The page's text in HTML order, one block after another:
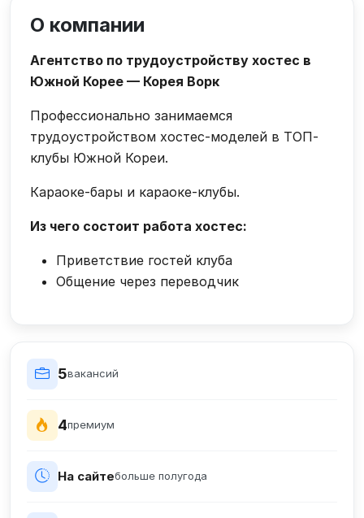
О компании
Агентство по трудоустройству хостес в
Южной Корее — Корея Ворк
Профессионально занимаемся
трудоустройством хостес-моделей в ТОП-
клубы Южной Кореи.
Караоке-бары и караоке-клубы.
Из чего состоит работа хостес:
Приветствие гостей клуба
Общение через переводчик
5вакансий
4премиум
На сайтебольше полугода